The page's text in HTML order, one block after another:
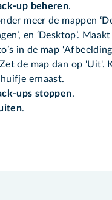
up beheren.
meer de mappen
en ‘Desktop’.
in de map
de map dan op 'Uit'.
ernaast.
ups stoppen.
.